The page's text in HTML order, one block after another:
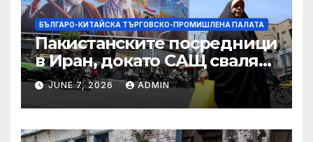
БЪЛГАРО-КИТАЙСКА ТЪРГОВСКО-ПРОМИШЛЕНА ПАЛАТА
Пакистанските посредници
в Иран, докато САЩ свалят
дронове, Ливан търси мир
JUNE 7, 2026 ADMIN